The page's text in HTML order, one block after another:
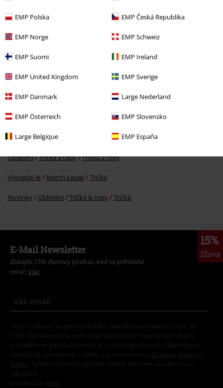
EMP Polska EMP Česká Republika
EMP Norge EMP Schweiz
EMP Suomi EMP Ireland
EMP United Kingdom EMP Sverige
EMP Danmark Large Nederland
EMP Österreich EMP Slovensko
Large Belgique EMP España
€ 22,94
More categories. More options.
Oblečení & Doplnky
Témata Čierne oblečenie čierne tričká
Oblečení Tričká a topy Tričká a topy
Výpredaj % Merch kapiel Tričká
Novinky Oblečení Tričká & topy Tričká
15%
Zľava
E-Mail Newsletter
Získajte 15% zľavový poukaz, keď sa prihlásite
teraz! Viac
Týmto súhlasím so zasielaním EMP Newslettra a súhlasím s tým, že
E.M.P. Merchandising mbH môže spracovávať moje osobné údaje a
pravidelne mi posielať informácie o svojich produktoch. Moje osobné
údaje budú spracované v súlade s ustanoveniami v
Ochrana osobných
údajov
. Súhlas môžem kedykoľvek odvolať kliknutím na odhlasovací
odkaz/link.
Unsubscribe here